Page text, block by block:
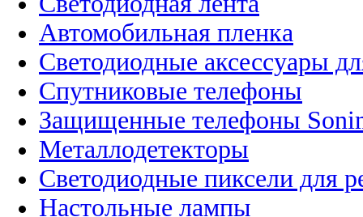
Автомобильная пленка
Светодиодные аксессуары
Спутниковые телефоны
Защищенные телефоны
Металлодетекторы
Светодиодные пиксели для
Настольные лампы